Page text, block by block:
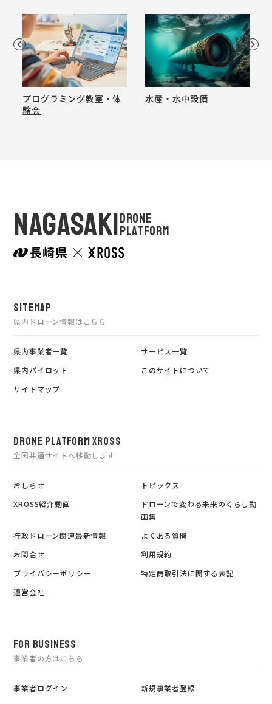
プログラミング教室・体
験会
水産・水中設備
NAGASAKIDRONE
PLATFORM
SITEMAP
県内ドローン情報はこちら
県内事業者一覧
サービス一覧
県内パイロット
このサイトについて
サイトマップ
DRONE PLATFORM XROSS
全国共通サイトへ移動します
おしらせ
トピックス
XROSS紹介動画
ドローンで変わる未来のくらし動
画集
行政ドローン関連最新情報
よくある質問
お問合せ
利用規約
プライバシーポリシー
特定商取引法に関する表記
運営会社
FOR BUSINESS
事業者の方はこちら
事業者ログイン 新規事業者登録